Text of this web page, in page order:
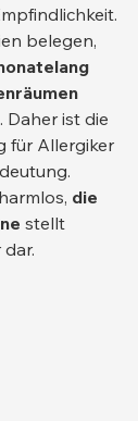
belegen,
. Daher ist die
für Allergiker
die
stellt